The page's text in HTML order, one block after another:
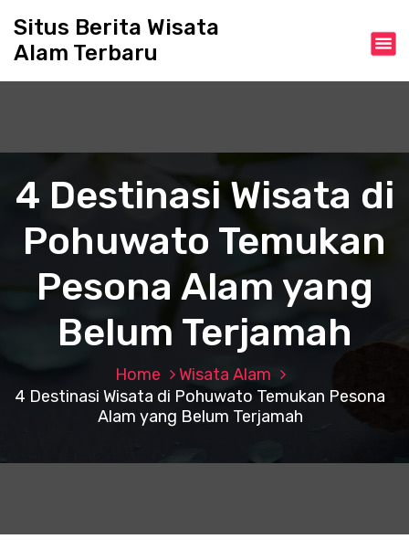
o
Situs Berita Wisata
Alam Terbaru
4 Destinasi Wisata di
Pohuwato Temukan
Pesona Alam yang
Belum Terjamah
Home
Wisata Alam
4 Destinasi Wisata di Pohuwato Temukan Pesona
Alam yang Belum Terjamah